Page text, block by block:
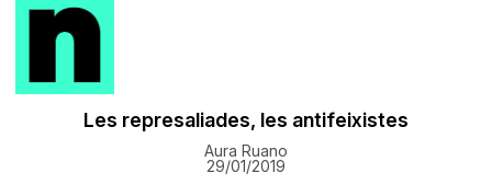
Les represaliades, les antifeixistes
Aura Ruano
29/01/2019